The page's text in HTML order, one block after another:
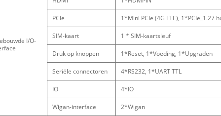
I/O-
PCIe 1*Mini PCIe (4G LTE), 1*PCIe_1.27
SIM-kaart 1 * SIM-kaartsleuf
Druk op knoppen 1*Reset, 1*Voeding, 1*Upgraden
Seriële connectoren 4*RS232, 1*UART TTL
IO 4*IO
Wigan-interface 2*Wigan